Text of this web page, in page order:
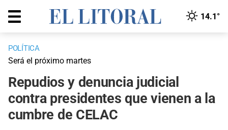
14.1°
POLÍTICA
Será el próximo martes
Repudios y denuncia judicial
contra presidentes que vienen a la
cumbre de CELAC